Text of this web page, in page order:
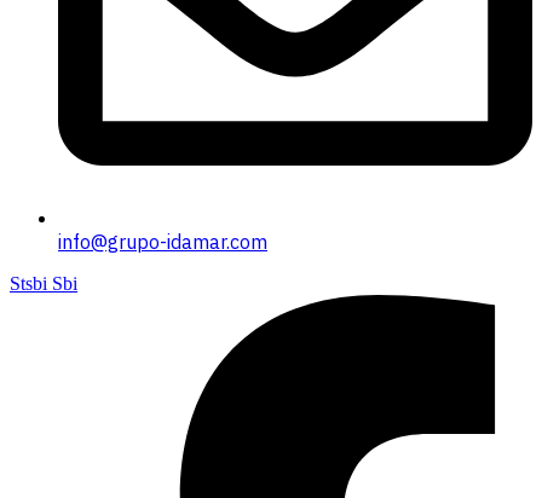
info@grupo-idamar.com
Stsbi Sbi